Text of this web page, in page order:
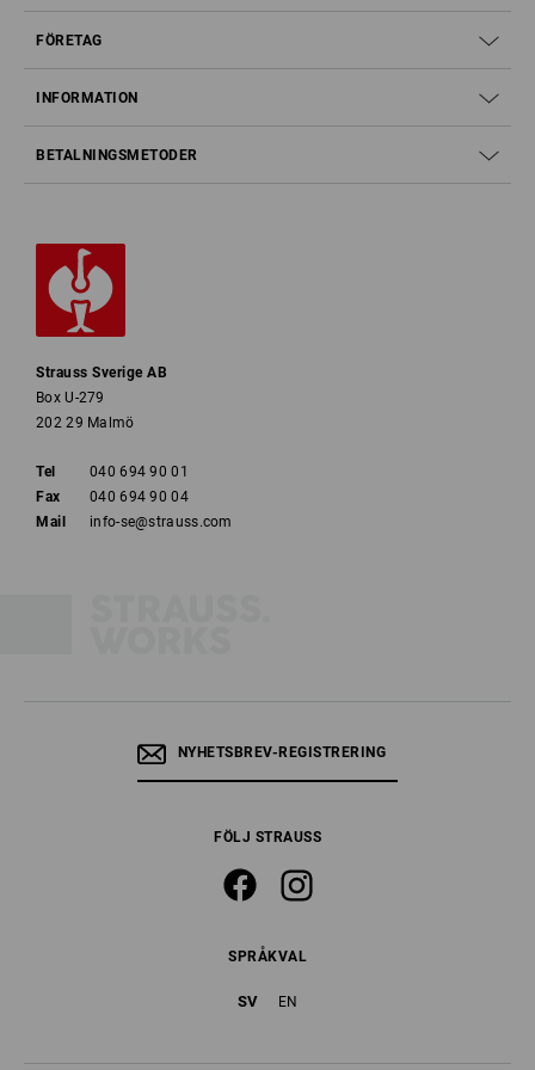
FÖRETAG
INFORMATION
BETALNINGSMETODER
Strauss Sverige AB
Box U-279
202 29 Malmö
Tel
040 694 90 01
Fax
040 694 90 04
Mail
info-se@strauss.com
NYHETSBREV-REGISTRERING
FÖLJ STRAUSS
SPRÅKVAL
SV EN